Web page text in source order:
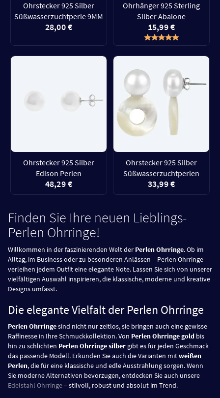
Ohrstecker 925 Silber
Süßwasserzuchtperle 9MM
28,00 €
Ohrhänger 925 Sterling
Silber Abalone
15,99 €
Ohrstecker 925 Silber
Edison Perlen
48,29 €
Ohrstecker 925 Silber
Süßwasserzuchtperlen
33,99 €
Finden Sie Ihre neuen Lieblings-
Perlen Ohrringe!
Willkommen in der faszinierenden Welt der Perlen Ohrringe. Ob im
Alltag, im Business oder zu besonderen Anlässen – Perlen Ohrringe
verleihen jedem Outfit eine elegante Note. Lassen Sie sich von unserer
vielfältigen Auswahl inspirieren, die klassische, moderne und kreative
Designs umfasst.
Die elegante Vielfalt der Perlen Ohrringe
Perlen Ohrringesind nicht nur zeitlos, sie bringen auch eine gewisse
Raffinesse in Ihre Schmuckkollektion. Von Perlen Ohrringe gold bis
hin zu schlichten Perlen Ohrringe silber gibt es für jeden Geschmack
das passende Modell. Erkunden Sie auch die Varianten mitweißen
Perlen, die für eine klassische und edle Ausstrahlung sorgen. Wenn
Sie moderne Alternativen bevorzugen, entdecken Sie auch unsere
Edelstahl Ohrringe– stilvoll, robust und absolut im Trend.